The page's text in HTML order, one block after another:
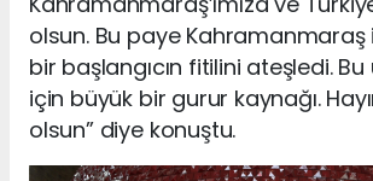
olsun. Bu paye Kahramanmaraş
bir başlangıcın fitilini ateşledi.
için büyük bir gurur kaynağı.
olsun” diye konuştu.